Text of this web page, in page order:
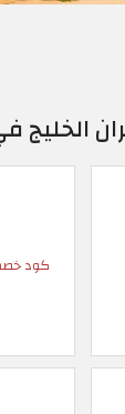
الخليج
كود خصم 30% للعملاء